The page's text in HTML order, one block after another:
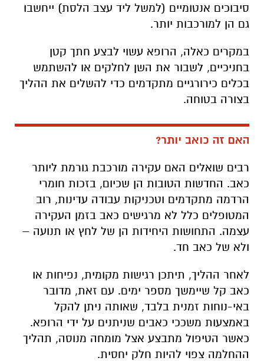
סיבוכים אנטומיים (למשל ליד עצב הלסת) ייחשבו
גם הן למורכבות יותר.
במקרים כאלה, הרופא עשוי לבצע חתך קטן
בחניכיים, לשבור את השן לחלקים או להשתמש
בכלים כירורגיים מתקדמים כדי להשלים את ההליך
בצורה בטוחה.
האם זה כואב יותר?
רבים שואלים האם עקירה מורכבת גורמת ליותר
כאב. החדשות הטובות הן שכיום, בזכות חומרי
הרדמה מתקדמים וטכניקות עבודה עדינות, רוב
המטופלים כלל לא מרגישים כאב בזמן העקירה
עצמה. התחושות היחידות הן של לחץ או תנועה –
ולא של כאב חד.
לאחר ההליך, תיתכן רגישות מקומית, נפיחות או
כאב קל שיימשך מספר ימים. עם זאת, מדובר
באי-נוחות זמנית בלבד, שאותה ניתן להקל
באמצעות משככי כאבים שניתנים על ידי הרופא.
כאשר הטיפול מתבצע אצל מומחה מנוסה, תהליך
ההחלמה צפוי להיות חלק יחסית.